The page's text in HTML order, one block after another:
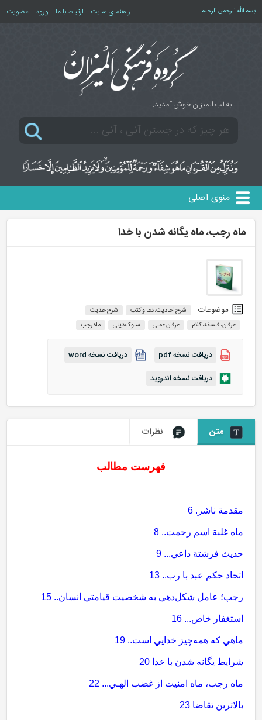
بسم الله الرحمن الرحیم راهنمای سایت ارتباط با ما ورود عضویت
به لب المیزان خوش آمدید.
منوی اصلی
ماه رجب، ماه یگانه شدن با خدا
موضوعات: شرح احادیث، دعا و کتب
شرح حدیث
عرفان، فلسفه، کلام
عرفان عملی سلوک دینی ماه رجب
دریافت نسخه pdf
دریافت نسخه word
دریافت نسخه اندروید
متن نظرات
فهرست مطالب
مقدمة ناشر. 6
ماه غلبة اسم رحمت.. 8
حديث فرشتة داعي... 9
اتحاد حكم عبد با رب.. 13
رجب؛ عامل شكل‌دهي به شخصيت قيامتي انسان.. 15
استغفار خاص... 16
ماهي كه همه‌چيز خدايي است.. 19
شرايط يگانه شدن با خدا 20
ماه رجب، ماه امنيت از غضب الهـي... 22
بالاترين تقاضا 23